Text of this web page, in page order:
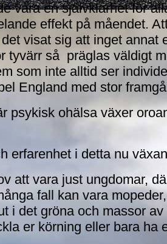
vara en självklarhet för
effekt på måendet.
visat sig att inget annat
tyvärr så präglas väldigt
som inte alltid ser
England med stor
psykisk ohälsa växer
erfarenhet i detta nu
att vara just ungdomar,
fall kan vara
i det gröna och massor
er körning eller bara ha